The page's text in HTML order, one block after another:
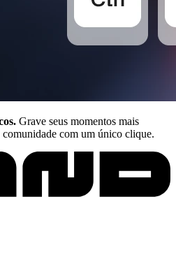
Grave seus momentos mais
com um único clique.